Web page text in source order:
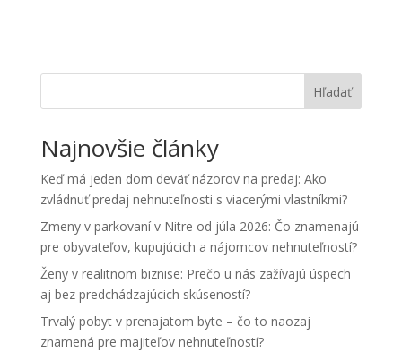
Hľadať
Najnovšie články
Keď má jeden dom deväť názorov na predaj: Ako
zvládnuť predaj nehnuteľnosti s viacerými vlastníkmi?
Zmeny v parkovaní v Nitre od júla 2026: Čo znamenajú
pre obyvateľov, kupujúcich a nájomcov nehnuteľností?
Ženy v realitnom biznise: Prečo u nás zažívajú úspech
aj bez predchádzajúcich skúseností?
Trvalý pobyt v prenajatom byte – čo to naozaj
znamená pre majiteľov nehnuteľností?